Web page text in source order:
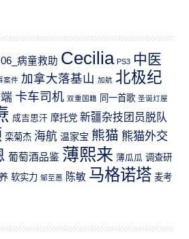
06_病童救助 Cecilia PS3 中医
案件 加拿大落基山 加航 北极纪
卡车司机 双重国籍 同一首歌 圣诞灯屋
成吉思汗 摩托党 新疆杂技团员脱队
栾菊杰 海航 温家宝 熊猫 熊猫外交
葡萄酒品鉴 薄熙来 薄瓜瓜 调查研
软实力 邹至蕙 陈敏 马格诺塔 麦考